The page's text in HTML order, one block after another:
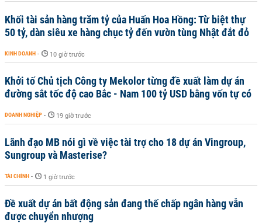
Khối tài sản hàng trăm tỷ của Huấn Hoa Hồng: Từ biệt thự
50 tỷ, dàn siêu xe hàng chục tỷ đến vườn tùng Nhật đắt đỏ
KINH DOANH - 10 giờ trước
Khởi tố Chủ tịch Công ty Mekolor từng đề xuất làm dự án
đường sắt tốc độ cao Bắc - Nam 100 tỷ USD bằng vốn tự có
DOANH NGHIỆP - 19 giờ trước
Lãnh đạo MB nói gì về việc tài trợ cho 18 dự án Vingroup,
Sungroup và Masterise?
TÀI CHÍNH - 1 giờ trước
Đề xuất dự án bất động sản đang thế chấp ngân hàng vẫn
được chuyển nhượng